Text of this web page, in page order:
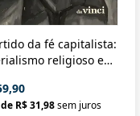
da fé capitalista:
religioso e
R$ 31,98sem juros